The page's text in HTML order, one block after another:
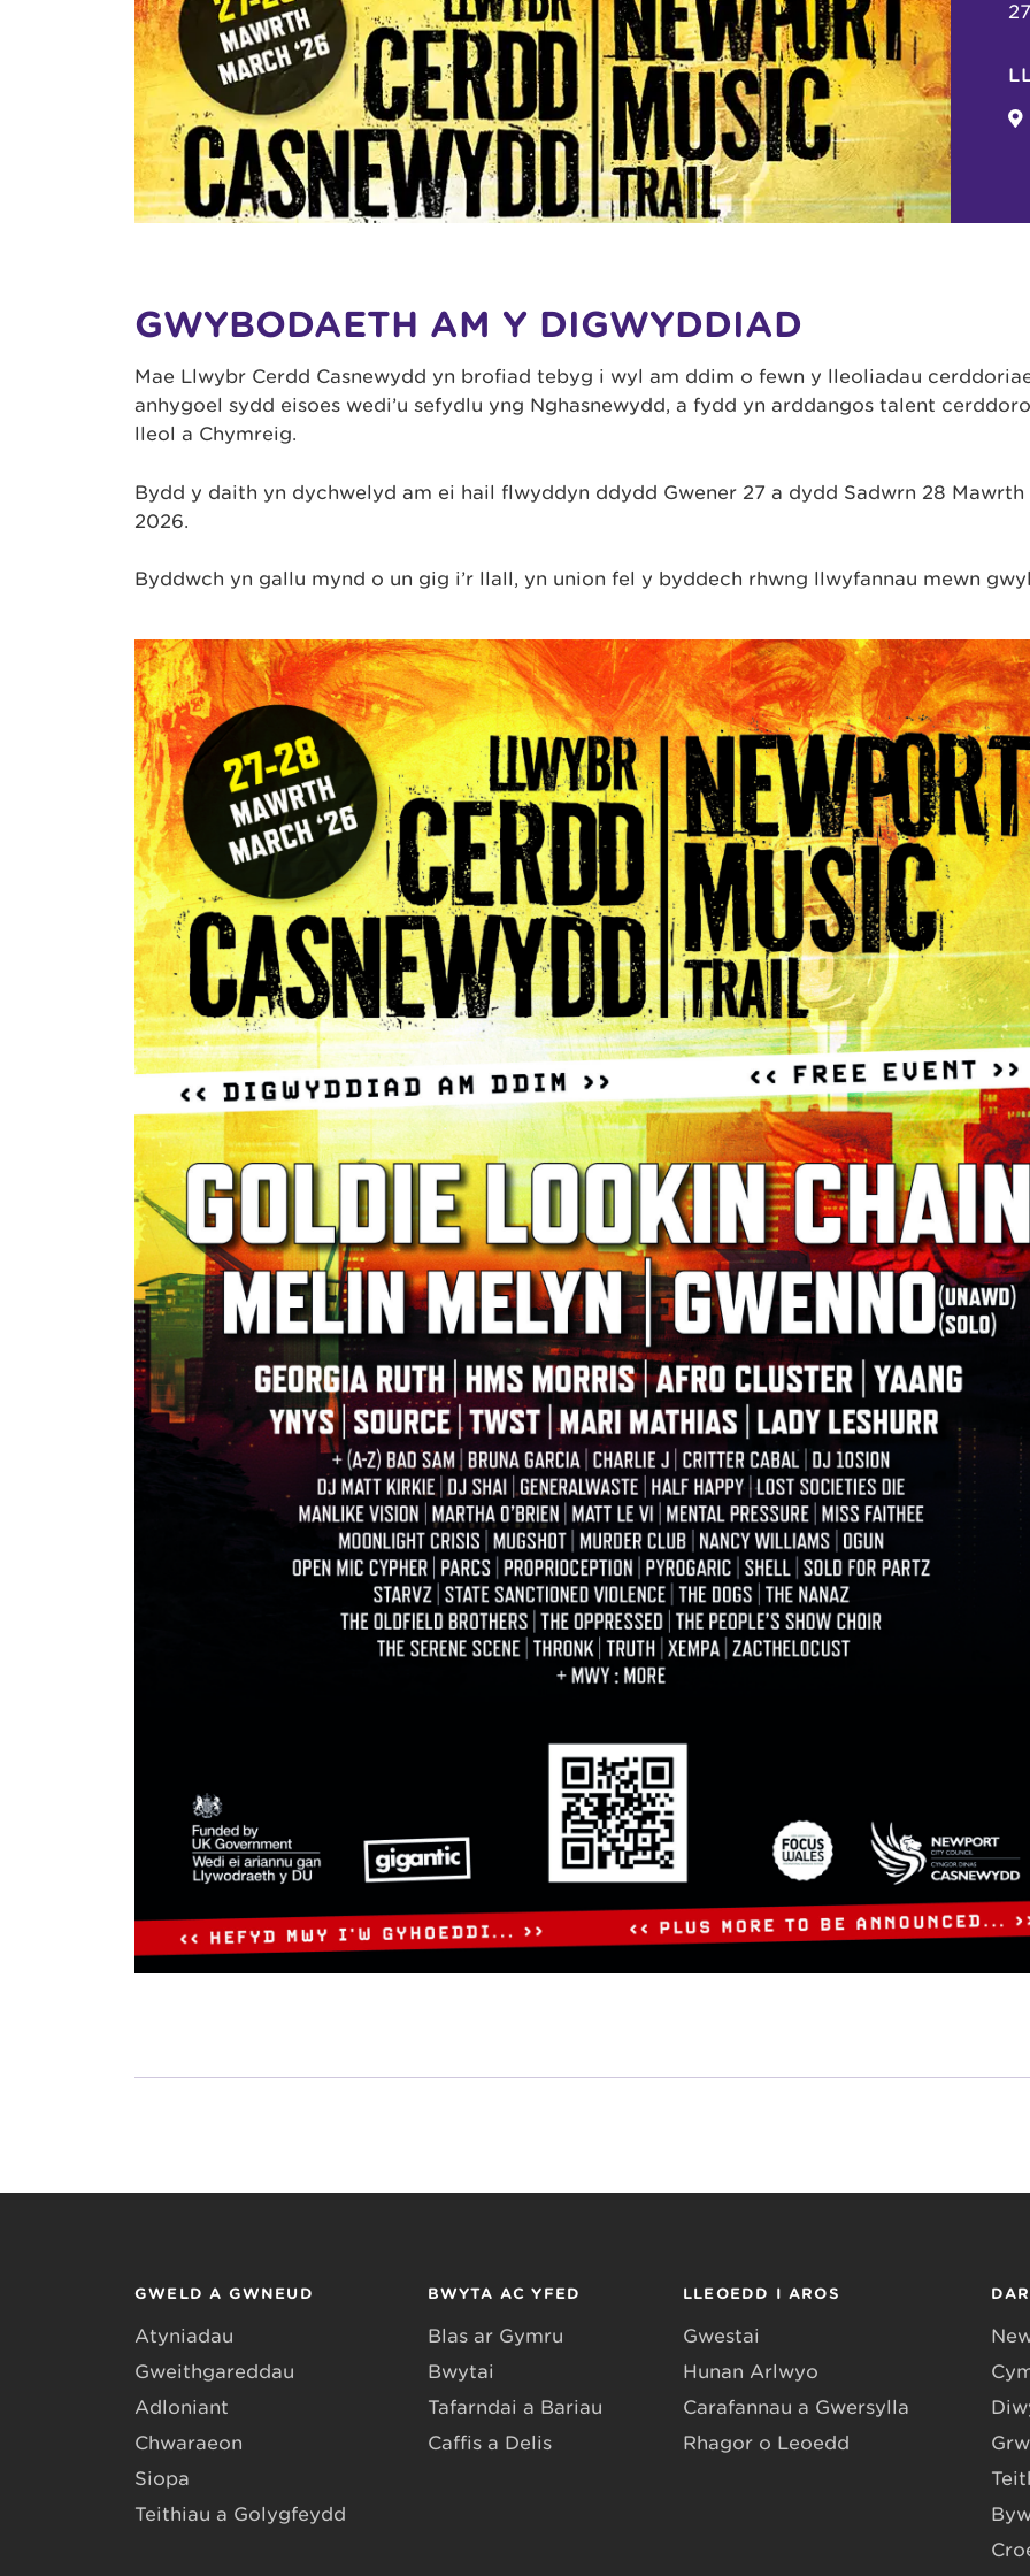
GWYBODAETH AM Y DIGWYDDIAD
Mae Llwybr Cerdd Casnewydd yn brofiad tebyg i ŵyl am ddim o fewn y lleoliadau
anhygoel sydd eisoes wedi’u sefydlu yng Nghasnewydd, a fydd yn arddangos talent
lleol a Chymreig.
Bydd y daith yn dychwelyd am ei hail flwyddyn ddydd Gwener 27 a dydd Sadwrn 28 Mawrth
2026.
Byddwch yn gallu mynd o un gig i’r llall, yn union fel y byddech rhwng llwyfannau mewn
GWELD A GWNEUD
Atyniadau
Gweithgareddau
Adloniant
Chwaraeon
Siopa
Teithiau a Golygfeydd
BWYTA AC YFED
Blas ar Gymru
Bwytai
Tafarndai a Bariau
Caffis a Delis
LLEOEDD I AROS
Gwestai
Hunan Arlwyo
Carafannau a Gwersylla
Rhagor o Leoedd